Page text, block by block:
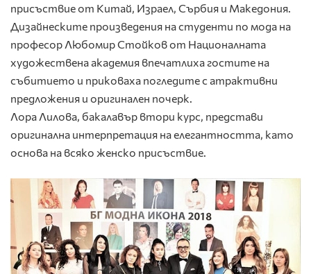
присъствие от Китай, Израел, Сърбия и Македония.
Дизайнеските произведения на студенти по мода на
професор Любомир Стойков от Националната
художествена академия впечатлиха гостите на
събитието и приковаха погледите с атрактивни
предложения и оригинален почерк.
Лора Лилова, бакалавър втори курс, представи
оригинална интерпретация на елегантността, като
основа на всяко женско присъствие.